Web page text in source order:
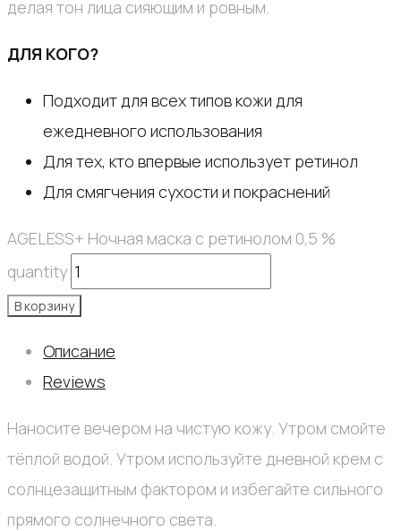
делая тон лица сияющим и ровным.
ДЛЯ КОГО?
Подходит для всех типов кожи для
ежедневного использования
Для тех, кто впервые использует ретинол
Для смягчения сухости и покраснений
AGELESS+ Ночная маска с ретинолом 0,5 %
quantity
В корзину
Описание
Reviews
Наносите вечером на чистую кожу. Утром смойте
тёплой водой. Утром используйте дневной крем с
солнцезащитным фактором и избегайте сильного
прямого солнечного света.